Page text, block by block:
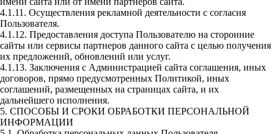
4.1.11. Осуществления рекламной деятельности с согласия
Пользователя.
4.1.12. Предоставления доступа Пользователю на сторонние
сайты или сервисы партнеров данного сайта с целью получения
их предложений, обновлений или услуг.
4.1.13. Заключения с Администрацией сайта соглашения, иных
договоров, прямо предусмотренных Политикой, иных
соглашений, размещенных на страницах сайта, и их
дальнейшего исполнения.
5. СПОСОБЫ И СРОКИ ОБРАБОТКИ ПЕРСОНАЛЬНОЙ
ИНФОРМАЦИИ